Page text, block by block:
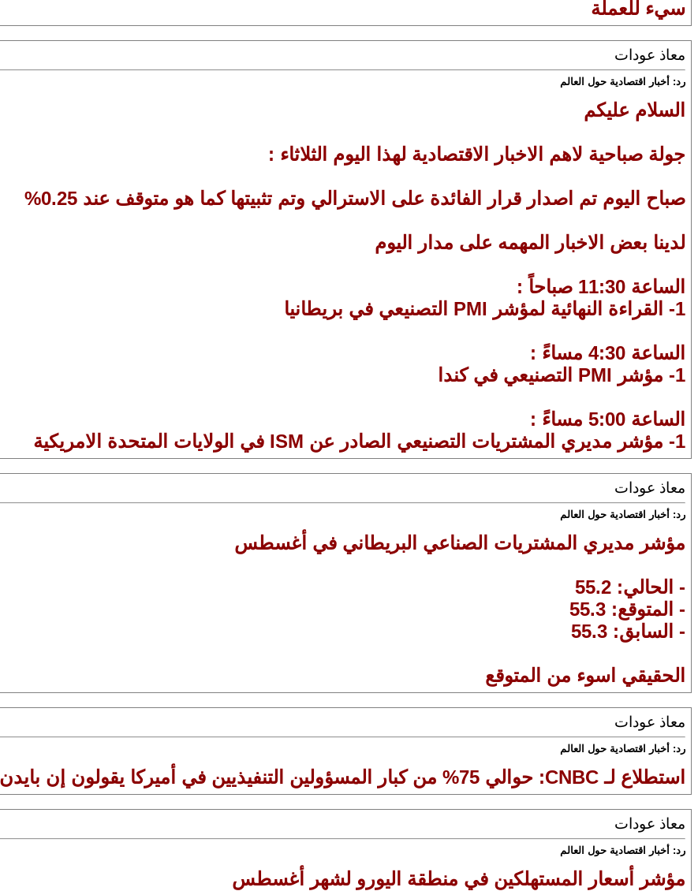
سيء للعملة
معاذ عودات
رد: أخبار اقتصادية حول العالم
السلام عليكم
جولة صباحية لاهم الاخبار الاقتصادية لهذا اليوم الثلاثاء :
صباح اليوم تم اصدار قرار الفائدة على الاسترالي وتم تثبيتها كما هو متوقف عند 0.25%
لدينا بعض الاخبار المهمه على مدار اليوم
الساعة 11:30 صباحاً :
1- القراءة النهائية لمؤشر PMI التصنيعي في بريطانيا
الساعة 4:30 مساءً :
1- مؤشر PMI التصنيعي في كندا
الساعة 5:00 مساءً :
1- مؤشر مديري المشتريات التصنيعي الصادر عن ISM في الولايات المتحدة الامريكية
معاذ عودات
رد: أخبار اقتصادية حول العالم
مؤشر مديري المشتريات الصناعي البريطاني في أغسطس
- الحالي: 55.2
- المتوقع: 55.3
- السابق: 55.3
الحقيقي اسوء من المتوقع
معاذ عودات
رد: أخبار اقتصادية حول العالم
استطلاع لـ CNBC: حوالي 75% من كبار المسؤولين التنفيذيين في أميركا يقولون إن بايدن سيفوز في الانتخابات_الرئاسية لعام 2020
معاذ عودات
رد: أخبار اقتصادية حول العالم
مؤشر أسعار المستهلكين في منطقة اليورو لشهر أغسطس